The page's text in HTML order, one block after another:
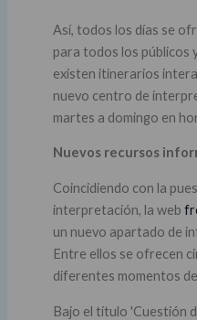
Así, todos los días se
para todos los públicos
existen itinerarios
nuevo centro de
martes a domingo en
Nuevos recursos
Coincidiendo con la
interpretación, la web
un nuevo apartado de
Entre ellos se ofrecen
diferentes momentos
Bajo el título 'Cuestión